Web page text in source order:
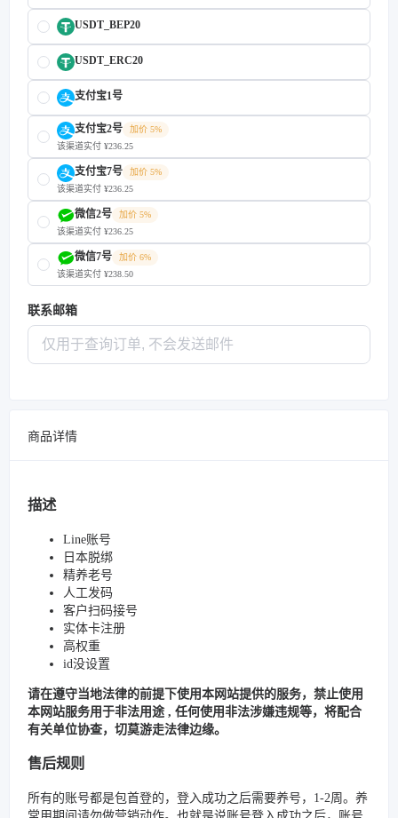
USDT_BEP20
USDT_ERC20
支付宝1号
支付宝2号
加价 5%
该渠道实付 ¥236.25
支付宝7号
加价 5%
该渠道实付 ¥236.25
微信2号
加价 5%
该渠道实付 ¥236.25
微信7号
加价 6%
该渠道实付 ¥238.50
联系邮箱
商品详情
描述
Line账号
日本脱绑
精养老号
人工发码
客户扫码接号
实体卡注册
高权重
id没设置
请在遵守当地法律的前提下使用本网站提供的服务，禁止使用
本网站服务用于非法用途 , 任何使用非法涉嫌违规等，将配合
有关单位协查，切莫游走法律边缘。
售后规则
所有的账号都是包首登的，登入成功之后需要养号，1-2周。养
常用期间请勿做营销动作。也就是说账号登入成功之后，账号